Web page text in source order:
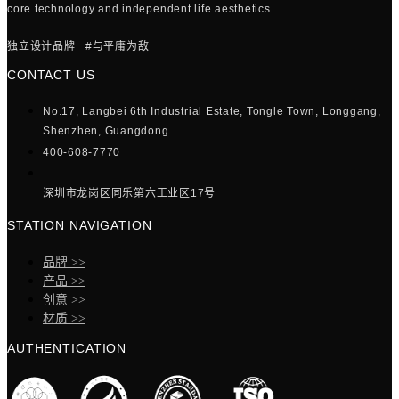
core technology and independent life aesthetics.
独立设计品牌 #与平庸为敌
CONTACT US
No.17, Langbei 6th Industrial Estate, Tongle Town, Longgang,
Shenzhen, Guangdong
400-608-7770
深圳市龙岗区同乐第六工业区17号
STATION NAVIGATION
品牌 >>
产品 >>
创意 >>
材质 >>
AUTHENTICATION